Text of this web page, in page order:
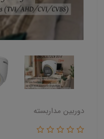
دوربین مداربسته